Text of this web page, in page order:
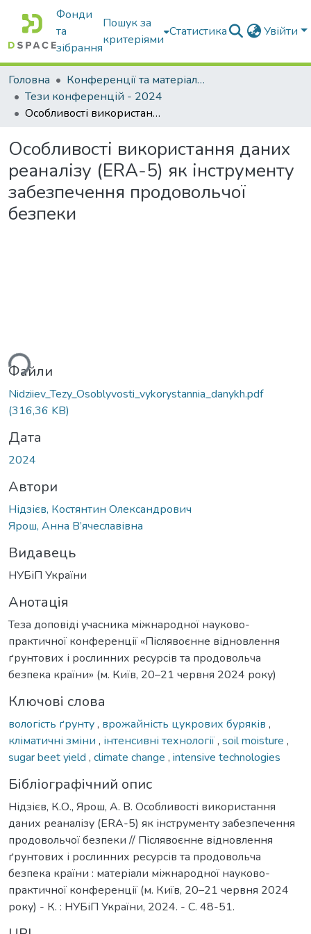
Фонди
та
зібрання
Пошук за
критеріями
Статистика Увійти
Головна
Конференції та матеріали конференцій
Тези конференцій - 2024
Особливості використання даних реаналізу (ERA-5) як інструменту забезпечення продовольчої безпеки
Особливості використання даних
реаналізу (ERA-5) як інструменту
забезпечення продовольчої
безпеки
Файли
Nidziiev_Tezy_Osoblyvosti_vykorystannia_danykh.pdf
(316,36 KB)
Дата
2024
Автори
Нідзієв, Костянтин Олександрович
Ярош, Анна В’ячеславівна
Видавець
НУБіП України
Анотація
Теза доповіді учасника міжнародної науково-
практичної конференції «Післявоєнне відновлення
ґрунтових і рослинних ресурсів та продовольча
безпека країни» (м. Київ, 20–21 червня 2024 року)
Ключові слова
вологість ґрунту, врожайність цукрових буряків ,
кліматичні зміни , інтенсивні технології, soil moisture ,
sugar beet yield , climate change , intensive technologies
Бібліографічний опис
Нідзієв, К.О., Ярош, А. В. Особливості використання
даних реаналізу (ERA-5) як інструменту забезпечення
продовольчої безпеки // Післявоєнне відновлення
ґрунтових і рослинних ресурсів та продовольча
безпека країни : матеріали міжнародної науково-
практичної конференції (м. Київ, 20–21 червня 2024
року) - К. : НУБіП України, 2024. - С. 48-51.